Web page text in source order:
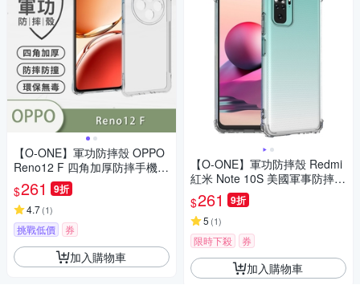
【O-ONE】軍功防摔殼 OPPO
Reno12 F 四角加厚防摔手機殼
保護殼
$261 9折
4.7(1)
挑戰低價 券
加入購物車
【O-ONE】軍功防摔殼 Redmi
紅米 Note 10S 美國軍事防摔手
機殼 保護殼
$261 9折
5 (1)
限時下殺 券
加入購物車